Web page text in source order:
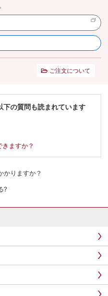
ご注文について
下の質問も読まれています
ますか？
かりますか？
?